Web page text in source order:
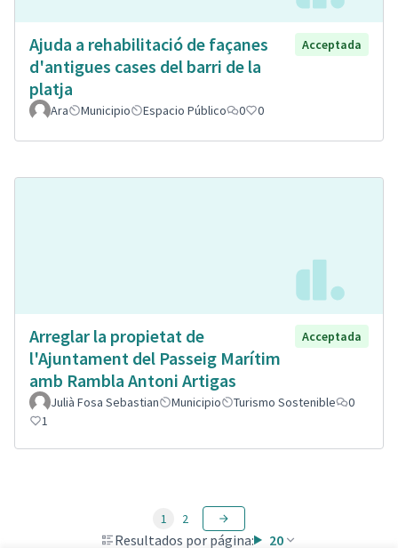
Ajuda a rehabilitació de façanes
d'antigues cases del barri de la
platja
Acceptada
Ara Municipio Espacio Público 0 0
Arreglar la propietat de
l'Ajuntament del Passeig Marítim
amb Rambla Antoni Artigas
Acceptada
Julià Fosa Sebastian Municipio Turismo Sostenible
0
1
Resultados por página: 20
1 2